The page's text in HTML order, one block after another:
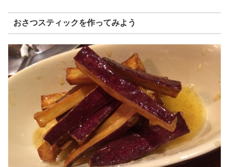
おさつスティックを作ってみよう